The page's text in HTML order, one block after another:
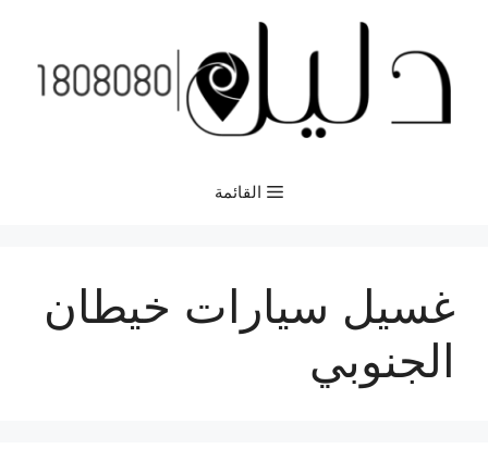
المحتوى
القائمة
غسيل سيارات خيطان
الجنوبي